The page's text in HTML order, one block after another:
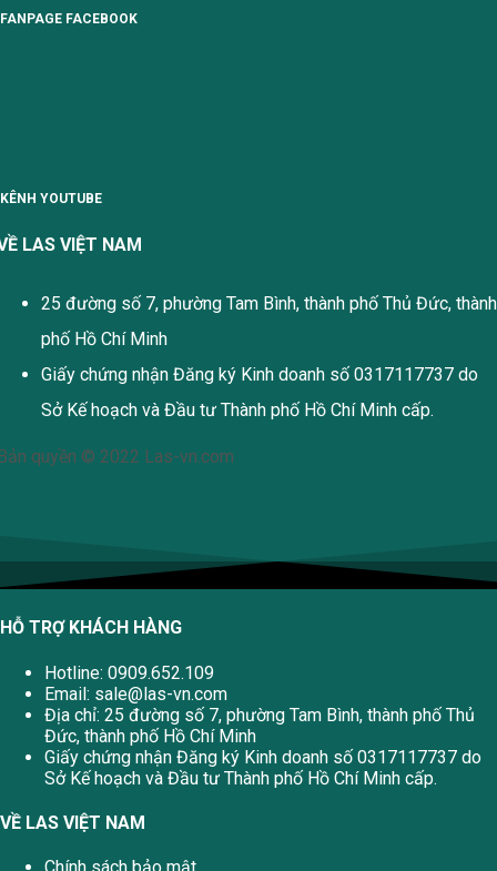
FANPAGE FACEBOOK
KÊNH YOUTUBE
LAS VIỆT NAM
25 đường số 7, phường Tam Bình, thành phố Thủ Đức, thành
phố Hồ Chí Minh
Giấy chứng nhận Đăng ký Kinh doanh số 0317117737 do
Sở Kế hoạch và Đầu tư Thành phố Hồ Chí Minh cấp.
quyền © 2022 Las-vn.com
HỖ TRỢ KHÁCH HÀNG
Hotline: 0909.652.109
Email: sale@las-vn.com
Địa chỉ: 25 đường số 7, phường Tam Bình, thành phố Thủ
Đức, thành phố Hồ Chí Minh
Giấy chứng nhận Đăng ký Kinh doanh số 0317117737 do
Sở Kế hoạch và Đầu tư Thành phố Hồ Chí Minh cấp.
VỀ LAS VIỆT NAM